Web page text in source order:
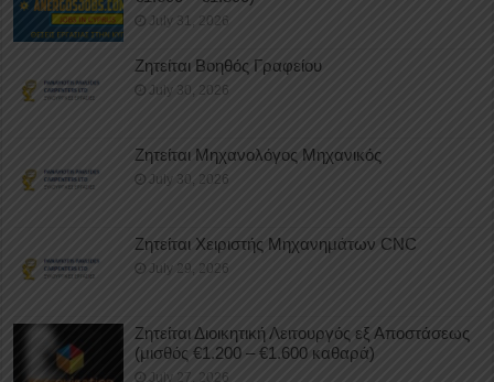
July 31, 2026
Ζητείται Βοηθός Γραφείου
July 30, 2026
Ζητείται Μηχανολόγος Μηχανικός
July 30, 2026
Ζητείται Χειριστής Μηχανημάτων CNC
July 29, 2026
Ζητείται Διοικητική Λειτουργός εξ Αποστάσεως
(μισθός €1.200 – €1.600 καθαρά)
July 27, 2026